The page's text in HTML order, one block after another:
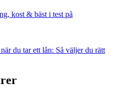
kost & bäst i test på
du tar ett lån: Så väljer du rätt